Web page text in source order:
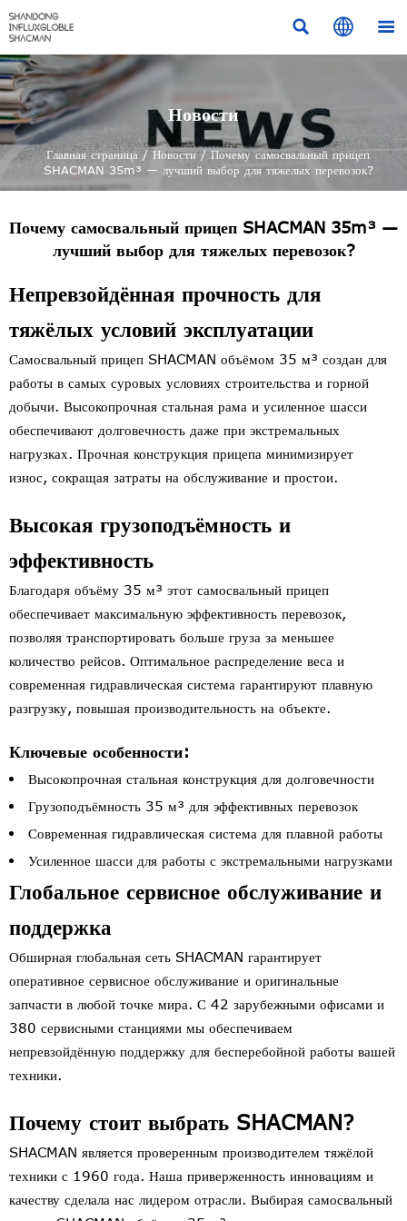
  
Новости
Главная страница/Новости/Почему самосвальный прицеп
SHACMAN 35m³ — лучший выбор для тяжелых перевозок?
Почему самосвальный прицеп SHACMAN 35m³ —
лучший выбор для тяжелых перевозок?
Непревзойдённая прочность для
тяжёлых условий эксплуатации
Самосвальный прицеп SHACMAN объёмом 35 м³ создан для
работы в самых суровых условиях строительства и горной
добычи. Высокопрочная стальная рама и усиленное шасси
обеспечивают долговечность даже при экстремальных
нагрузках. Прочная конструкция прицепа минимизирует
износ, сокращая затраты на обслуживание и простои.
Высокая грузоподъёмность и
эффективность
Благодаря объёму 35 м³ этот самосвальный прицеп
обеспечивает максимальную эффективность перевозок,
позволяя транспортировать больше груза за меньшее
количество рейсов. Оптимальное распределение веса и
современная гидравлическая система гарантируют плавную
разгрузку, повышая производительность на объекте.
Ключевые особенности:
Высокопрочная стальная конструкция для долговечности
Грузоподъёмность 35 м³ для эффективных перевозок
Современная гидравлическая система для плавной работы
Усиленное шасси для работы с экстремальными нагрузками
Глобальное сервисное обслуживание и
поддержка
Обширная глобальная сеть SHACMAN гарантирует
оперативное сервисное обслуживание и оригинальные
запчасти в любой точке мира. С 42 зарубежными офисами и
380 сервисными станциями мы обеспечиваем
непревзойдённую поддержку для бесперебойной работы вашей
техники.
Почему стоит выбрать SHACMAN?
SHACMAN является проверенным производителем тяжёлой
техники с 1960 года. Наша приверженность инновациям и
качеству сделала нас лидером отрасли. Выбирая самосвальный